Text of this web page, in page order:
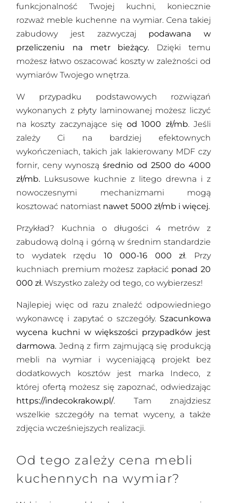
funkcjonalność Twojej kuchni, koniecznie
rozważ meble kuchenne na wymiar. Cena takiej
zabudowy jest zazwyczaj podawana w
przeliczeniu na metr bieżący. Dzięki temu
możesz łatwo oszacować koszty w zależności od
wymiarów Twojego wnętrza.
W przypadku podstawowych rozwiązań
wykonanych z płyty laminowanej możesz liczyć
na koszty zaczynające sięod 1000 zł/mb. Jeśli
zależy Ci na bardziej efektownych
wykończeniach, takich jak lakierowany MDF czy
fornir, ceny wynosząśrednio od 2500 do 4000
zł/mb. Luksusowe kuchnie z litego drewna i z
nowoczesnymi mechanizmami mogą
kosztować natomiast nawet 5000 zł/mb i więcej.
Przykład? Kuchnia o długości 4 metrów z
zabudową dolną i górną w średnim standardzie
to wydatek rzędu 10 000-16 000 zł. Przy
kuchniach premium możesz zapłacić ponad 20
000 zł. Wszystko zależy od tego, co wybierzesz!
Najlepiej więc od razu znaleźć odpowiedniego
wykonawcę i zapytać o szczegóły. Szacunkowa
wycena kuchni w większości przypadków jest
darmowa. Jedną z firm zajmującą się produkcją
mebli na wymiar i wyceniającą projekt bez
dodatkowych kosztów jest marka Indeco, z
której ofertą możesz się zapoznać, odwiedzając
https://indecokrakow.pl/. Tam znajdziesz
wszelkie szczegóły na temat wyceny, a także
zdjęcia wcześniejszych realizacji.
Od tego zależy cena mebli
kuchennych na wymiar?